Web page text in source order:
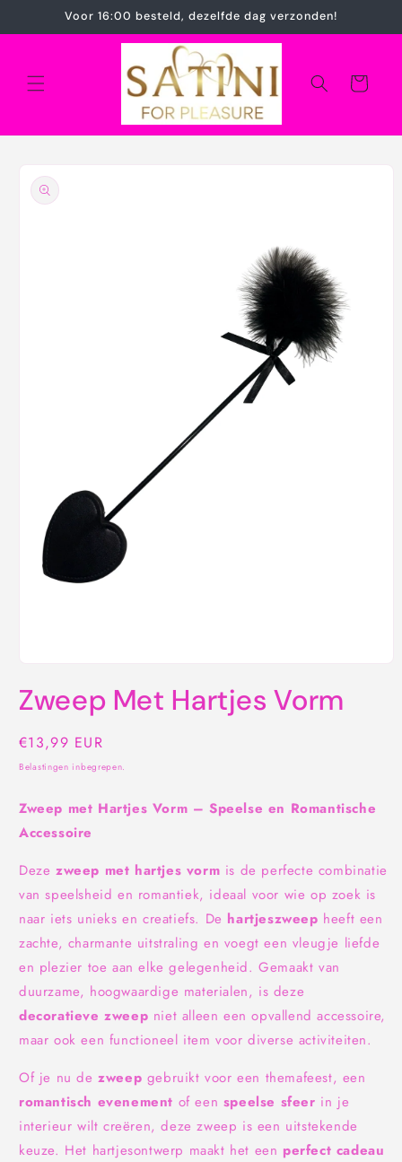
naar de
content
Voor 16:00 besteld, dezelfde dag verzonden!
Winkelwagen
direct naar
openen
in
Zweep Met Hartjes Vorm
Normale
prijs
€13,99 EUR
Belastingen inbegrepen.
Zweep met Hartjes Vorm – Speelse en Romantische
Accessoire
Deze zweep met hartjes vorm is de perfecte combinatie
van speelsheid en romantiek, ideaal voor wie op zoek is
naar iets unieks en creatiefs. De hartjeszweep heeft een
zachte, charmante uitstraling en voegt een vleugje liefde
en plezier toe aan elke gelegenheid. Gemaakt van
duurzame, hoogwaardige materialen, is deze
decoratieve zweep niet alleen een opvallend accessoire,
maar ook een functioneel item voor diverse activiteiten.
Of je nu dezweep gebruikt voor een themafeest, een
romantisch evenement of een speelse sfeer in je
interieur wilt creëren, deze zweep is een uitstekende
keuze. Het hartjesontwerp maakt het een perfect cadeau